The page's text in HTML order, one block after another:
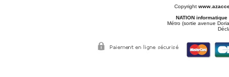
Copyright
NATION informatique
Métro (sortie avenue